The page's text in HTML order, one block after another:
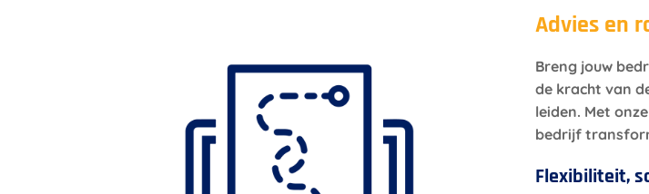
Advies en
Breng jouw
de kracht van
leiden. Met
bedrijf
Flexibiliteit,